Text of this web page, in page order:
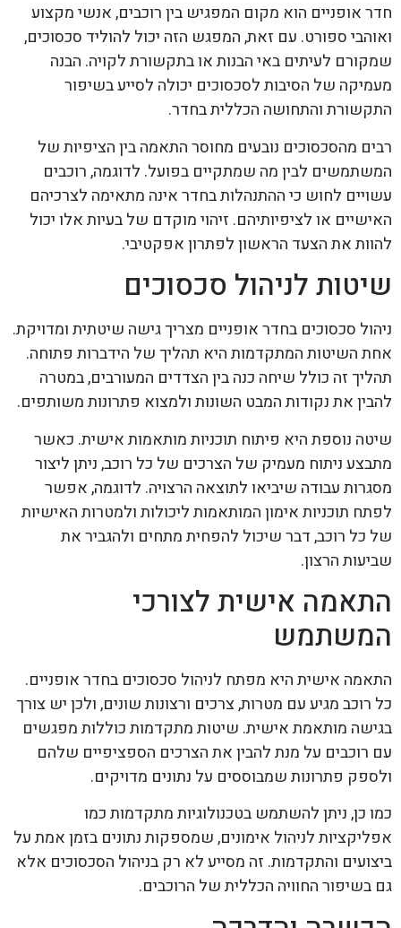
חדר אופניים הוא מקום המפגיש בין רוכבים, אנשי מקצוע
ואוהבי ספורט. עם זאת, המפגש הזה יכול להוליד סכסוכים,
שמקורם לעיתים באי הבנות או בתקשורת לקויה. הבנה
מעמיקה של הסיבות לסכסוכים יכולה לסייע בשיפור
התקשורת והתחושה הכללית בחדר.
רבים מהסכסוכים נובעים מחוסר התאמה בין הציפיות של
המשתמשים לבין מה שמתקיים בפועל. לדוגמה, רוכבים
עשויים לחוש כי ההתנהלות בחדר אינה מתאימה לצרכיהם
האישיים או לציפיותיהם. זיהוי מוקדם של בעיות אלו יכול
להוות את הצעד הראשון לפתרון אפקטיבי.
שיטות לניהול סכסוכים
ניהול סכסוכים בחדר אופניים מצריך גישה שיטתית ומדויקת.
אחת השיטות המתקדמות היא תהליך של הידברות פתוחה.
תהליך זה כולל שיחה כנה בין הצדדים המעורבים, במטרה
להבין את נקודות המבט השונות ולמצוא פתרונות משותפים.
שיטה נוספת היא פיתוח תוכניות מותאמות אישית. כאשר
מתבצע ניתוח מעמיק של הצרכים של כל רוכב, ניתן ליצור
מסגרות עבודה שיביאו לתוצאה הרצויה. לדוגמה, אפשר
לפתח תוכניות אימון המותאמות ליכולות ולמטרות האישיות
של כל רוכב, דבר שיכול להפחית מתחים ולהגביר את
שביעות הרצון.
התאמה אישית לצורכי
המשתמש
התאמה אישית היא מפתח לניהול סכסוכים בחדר אופניים.
כל רוכב מגיע עם מטרות, צרכים ורצונות שונים, ולכן יש צורך
בגישה מותאמת אישית. שיטות מתקדמות כוללות מפגשים
עם רוכבים על מנת להבין את הצרכים הספציפיים שלהם
ולספק פתרונות שמבוססים על נתונים מדויקים.
כמו כן, ניתן להשתמש בטכנולוגיות מתקדמות כמו
אפליקציות לניהול אימונים, שמספקות נתונים בזמן אמת על
ביצועים והתקדמות. זה מסייע לא רק בניהול הסכסוכים אלא
גם בשיפור החוויה הכללית של הרוכבים.